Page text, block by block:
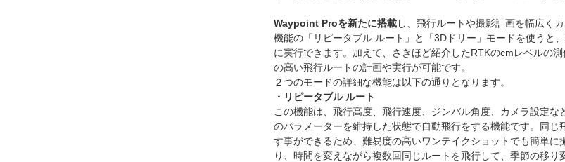
Waypoint Proを新たに搭載し、飛行ルートや撮影計画を幅広く
機能の「リピータブル ルート」と「3Dドリー」モードを使うと
に実行できます。加えて、さきほど紹介したRTKのcmレベルの
の高い飛行ルートの計画や実行が可能です。
２つのモードの詳細な機能は以下の通りとなります。
・リピータブル ルート
この機能は、飛行高度、飛行速度、ジンバル角度、カメラ設定な
のパラメーターを維持した状態で自動飛行をする機能です。同じ
す事ができるため、難易度の高いワンテイクショットでも簡単に
り、時間を変えながら複数回同じルートを飛行して、季節の移り